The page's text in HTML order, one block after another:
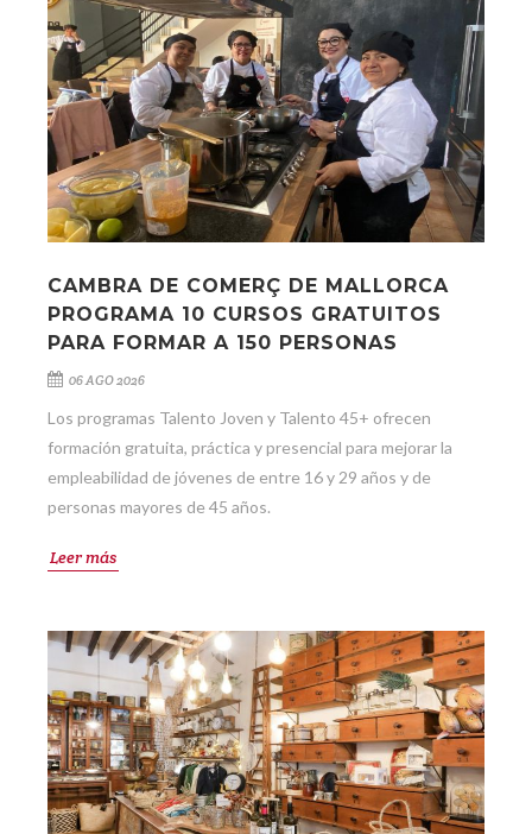
CAMBRA DE COMERÇ DE MALLORCA
PROGRAMA 10 CURSOS GRATUITOS
PARA FORMAR A 150 PERSONAS
06 AGO 2026
Los programas Talento Joven y Talento 45+ ofrecen
formación gratuita, práctica y presencial para mejorar la
empleabilidad de jóvenes de entre 16 y 29 años y de
personas mayores de 45 años.
Leer más